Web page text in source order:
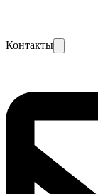
Контакты